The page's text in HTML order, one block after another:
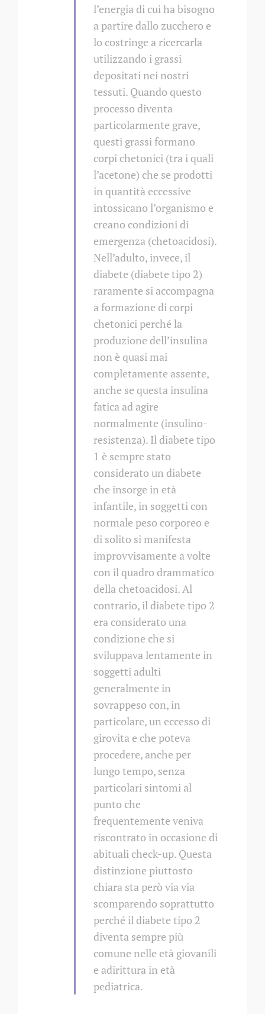
l’energia di cui ha bisogno
a partire dallo zucchero e
lo costringe a ricercarla
utilizzando i grassi
depositati nei nostri
tessuti. Quando questo
processo diventa
particolarmente grave,
questi grassi formano
corpi chetonici (tra i quali
l’acetone) che se prodotti
in quantità eccessive
intossicano l’organismo e
creano condizioni di
emergenza (chetoacidosi).
Nell’adulto, invece, il
diabete (diabete tipo 2)
raramente si accompagna
a formazione di corpi
chetonici perché la
produzione dell’insulina
non è quasi mai
completamente assente,
anche se questa insulina
fatica ad agire
normalmente (insulino-
resistenza). Il diabete tipo
1 è sempre stato
considerato un diabete
che insorge in età
infantile, in soggetti con
normale peso corporeo e
di solito si manifesta
improvvisamente a volte
con il quadro drammatico
della chetoacidosi. Al
contrario, il diabete tipo 2
era considerato una
condizione che si
sviluppava lentamente in
soggetti adulti
generalmente in
sovrappeso con, in
particolare, un eccesso di
girovita e che poteva
procedere, anche per
lungo tempo, senza
particolari sintomi al
punto che
frequentemente veniva
riscontrato in occasione di
abituali check-up. Questa
distinzione piuttosto
chiara sta però via via
scomparendo soprattutto
perché il diabete tipo 2
diventa sempre più
comune nelle età giovanili
e adirittura in età
pediatrica.